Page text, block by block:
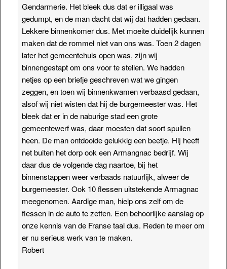
Gendarmerie. Het bleek dus dat er illigaal was
gedumpt, en de man dacht dat wij dat hadden gedaan.
Lekkere binnenkomer dus. Met moeite duidelijk kunnen
maken dat de rommel niet van ons was. Toen 2 dagen
later het gemeentehuis open was, zijn wij
binnengestapt om ons voor te stellen. We hadden
netjes op een briefje geschreven wat we gingen
zeggen, en toen wij binnenkwamen verbaasd gedaan,
alsof wij niet wisten dat hij de burgemeester was. Het
bleek dat er in de naburige stad een grote
gemeentewerf was, daar moesten dat soort spullen
heen. De man ontdooide gelukkig een beetje. Hij heeft
net buiten het dorp ook een Armangnac bedrijf. Wij
daar dus de volgende dag naartoe, bij het
binnenstappen weer verbaads natuurlijk, alweer de
burgemeester. Ook 10 flessen uitstekende Armagnac
meegenomen. Aardige man, hielp ons zelf om de
flessen in de auto te zetten. Een behoorlijke aanslag op
onze kennis van de Franse taal dus. Reden te meer om
er nu serieus werk van te maken.
Robert